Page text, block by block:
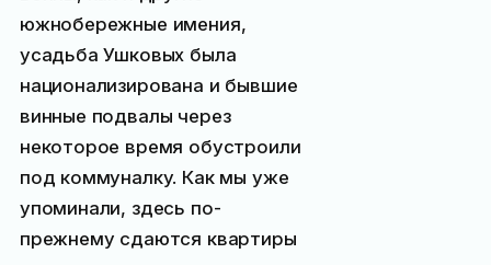
южнобережные имения,
усадьба Ушковых была
национализирована и бывшие
винные подвалы через
некоторое время обустроили
под коммуналку. Как мы уже
упоминали, здесь по-
прежнему сдаются квартиры